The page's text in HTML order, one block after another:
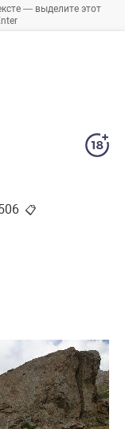
— выделите этот
📋